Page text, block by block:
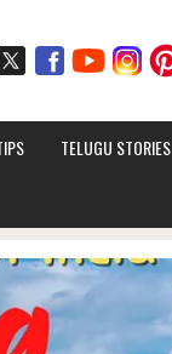
TELUGU STORIES